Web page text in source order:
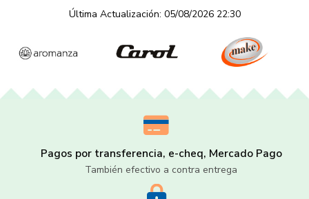
Última Actualización: 05/08/2026 22:30
Pagos por transferencia, e-cheq, Mercado Pago
También efectivo a contra entrega